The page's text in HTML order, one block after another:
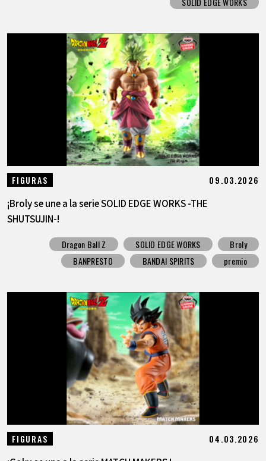
FIGURAS 09.03.2026
¡Broly se une a la serie SOLID EDGE WORKS -THE
SHUTSUJIN-!
Dragon Ball Z SOLID EDGE WORKS
Broly
BANPRESTO
BANDAI SPIRITS premio
FIGURAS 04.03.2026